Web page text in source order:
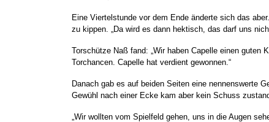
Eine Viertelstunde vor dem Ende änderte sich das
zu kippen. „Da wird es dann hektisch, das darf uns
Torschütze Naß fand: „Wir haben Capelle einen
Torchancen. Capelle hat verdient gewonnen.“
Danach gab es auf beiden Seiten eine nennenswerte
Gewühl nach einer Ecke kam aber kein Schuss
„Wir wollten vom Spielfeld gehen, uns in die Augen